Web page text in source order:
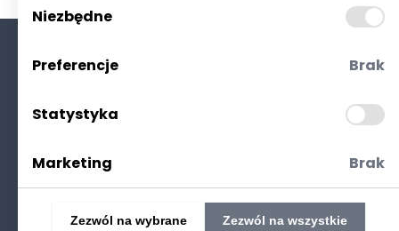
Polityka prywatności
Niezbędne
Preferencje Brak
Statystyka
Marketing Brak
Zezwól na wybrane Zezwól na wszystkie